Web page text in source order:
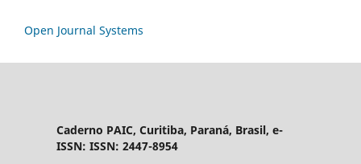
Open Journal Systems
Caderno PAIC, Curitiba, Paraná, Brasil, e-
ISSN: ISSN: 2447-8954